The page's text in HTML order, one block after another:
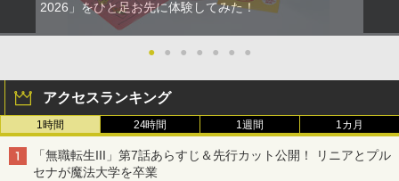
2026」をひと足お先に体験してみた！
● ● ● ● ● ● ●
アクセスランキング
1時間 24時間 1週間 1カ月
「無職転生III」第7話あらすじ＆先行カット公開！ リニアとプル
セナが魔法大学を卒業